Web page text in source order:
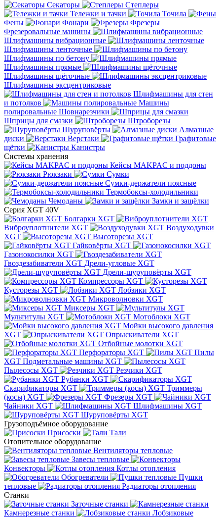
Секаторы
Степлеры
Тележки и тачки
Точила
Фены
Фонари
Фрезеры
Фрезеровальные машины
Шлифмашины вибрационные
Шлифмашины ленточные
Шлифмашины по бетону
Шлифмашины прямые
Шлифмашины щёточные
Шлифмашины эксцентриковые
Шлифмашины для стен
и потолков
Машины
полировальные Шовнарезчики
Шприцы для смазки
Штроборезы
Шуруповёрты
Алмазные
диски
Верстаки
Графитовые
щётки
Канистры
Системы хранения
Кейсы MAKPAC и поддоны
Рюкзаки
Сумки
Сумки-держатели поясные
Термобоксы-холодильники
Чемоданы
Замки и защёлки
Серия XGT 40V
Болгарки XGT
Виброуплотнители XGT
Воздуходувки
XGT
Высоторезы XGT
Гайковёрты XGT
Газонокосилки XGT
Гвоздезабиватели XGT Дрели-угловые XGT
Дрели-шуруповёрты XGT
Компрессоры XGT
Кусторезы XGT
Лобзики XGT
Микроволновки XGT
Миксеры XGT
Мультитулы XGT
Мотоблоки XGT
Мойки высокого давления
XGT
Опрыскиватели XGT
Отбойные молотки XGT
Перфораторы XGT
Пилы
XGT Подметальные машины XGT
Пылесосы XGT
Резчики XGT
Рубанки XGT
Скарификаторы XGT
Триммеры
(косы) XGT
Фрезеры XGT
Чайники XGT
Шлифмашины XGT
Шуруповёрты XGT
Грузоподъёмное оборудование
Присоски
Тали
Отопительное оборудование
Вентиляторы тепловые
Завесы тепловые
Конвекторы
Котлы отопления
Обогреватели
Пушки
тепловые
Радиаторы отопления
Станки
Заточные станки
Камнерезные станки
Лобзиковые